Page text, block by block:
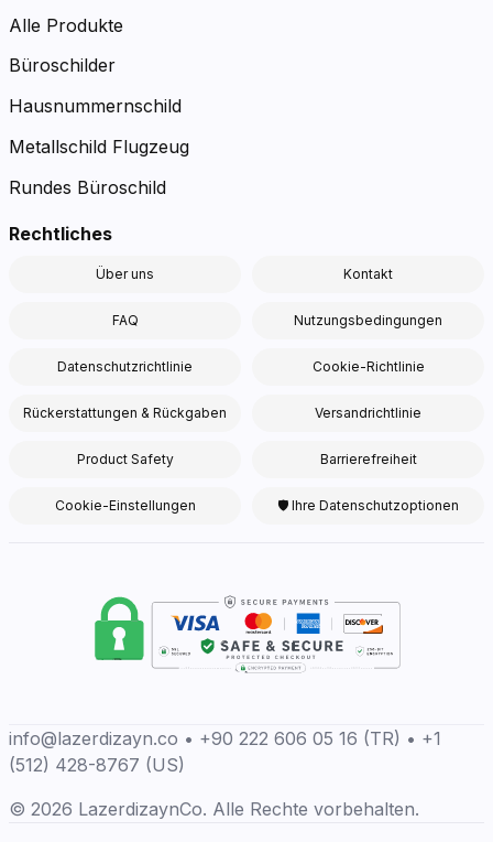
Alle Produkte
Büroschilder
Hausnummernschild
Metallschild Flugzeug
Rundes Büroschild
Rechtliches
Über uns Kontakt
FAQ Nutzungsbedingungen
Datenschutzrichtlinie Cookie-Richtlinie
Rückerstattungen & Rückgaben Versandrichtlinie
Product Safety Barrierefreiheit
Cookie-Einstellungen 🛡 Ihre Datenschutzoptionen
info@lazerdizayn.co • +90 222 606 05 16 (TR) • +1
(512) 428-8767 (US)
© 2026 LazerdizaynCo. Alle Rechte vorbehalten.